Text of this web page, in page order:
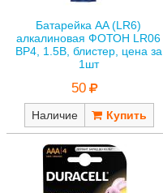
Батарейка AA (LR6)
алкалиновая ФОТОН LR06
BP4, 1.5В, блистер, цена за
1шт
50
Наличие